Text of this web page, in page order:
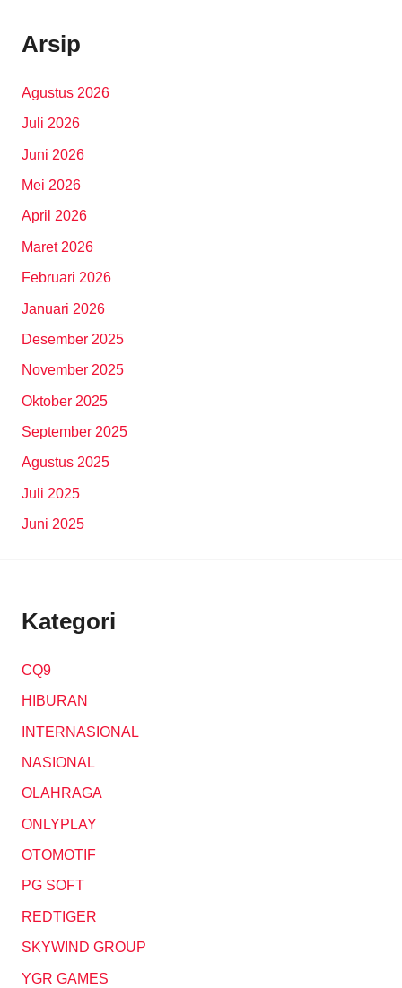
Arsip
Agustus 2026
Juli 2026
Juni 2026
Mei 2026
April 2026
Maret 2026
Februari 2026
Januari 2026
Desember 2025
November 2025
Oktober 2025
September 2025
Agustus 2025
Juli 2025
Juni 2025
Kategori
CQ9
HIBURAN
INTERNASIONAL
NASIONAL
OLAHRAGA
ONLYPLAY
OTOMOTIF
PG SOFT
REDTIGER
SKYWIND GROUP
YGR GAMES